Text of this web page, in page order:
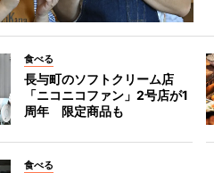
食べる
長与町のソフトクリーム店
「ニコニコファン」2号店が1
周年 限定商品も
食べる